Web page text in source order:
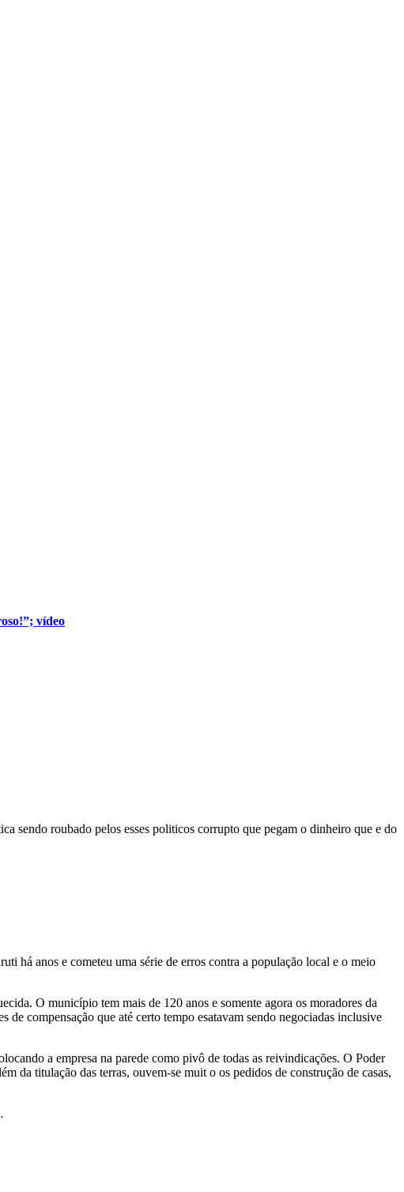
vídeo
sendo roubado pelos esses politicos corrupto que pegam o dinheiro que e do
há anos e cometeu uma série de erros contra a população local e o meio
O município tem mais de 120 anos e somente agora os moradores da
compensação que até certo tempo esatavam sendo negociadas inclusive
a empresa na parede como pivô de todas as reivindicações. O Poder
titulação das terras, ouvem-se muit o os pedidos de construção de casas,